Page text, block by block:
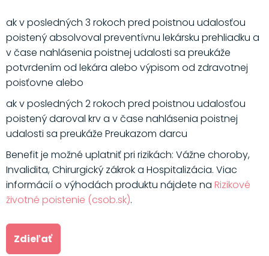
ak v posledných 3 rokoch pred poistnou udalosťou
poistený absolvoval preventívnu lekársku prehliadku a
v čase nahlásenia poistnej udalosti sa preukáže
potvrdením od lekára alebo výpisom od zdravotnej
poisťovne alebo
ak v posledných 2 rokoch pred poistnou udalosťou
poistený daroval krv a v čase nahlásenia poistnej
udalosti sa preukáže Preukazom darcu
Benefit je možné uplatniť pri rizikách: Vážne choroby,
Invalidita, Chirurgický zákrok a Hospitalizácia. Viac
informácií o výhodách produktu nájdete na Rizikové
životné poistenie (csob.sk).
Zdieľať